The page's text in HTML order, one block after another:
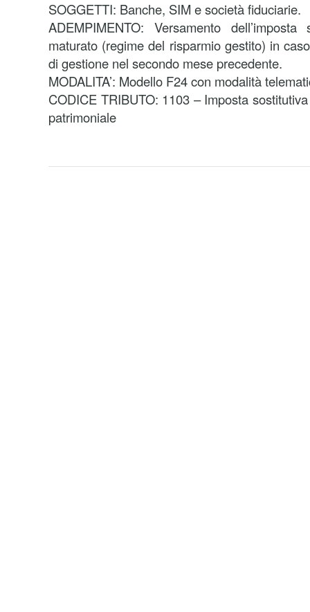
SOGGETTI: Banche, SIM e società fiduciarie.
ADEMPIMENTO: Versamento
maturato (regime del risparmio gestito) in
di gestione nel secondo mese precedente.
MODALITA’: Modello F24 con modalità
CODICE TRIBUTO: 1103 – Imposta
patrimoniale